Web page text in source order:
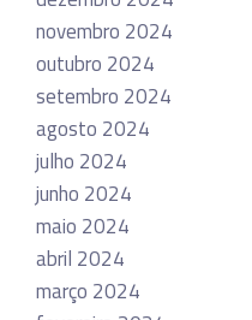
novembro 2024
outubro 2024
setembro 2024
agosto 2024
julho 2024
junho 2024
maio 2024
abril 2024
março 2024